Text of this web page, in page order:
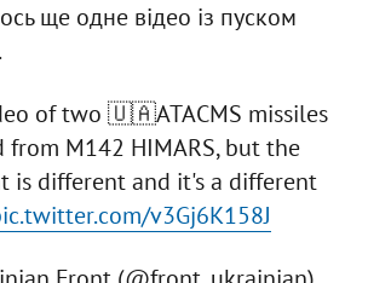
ще одне відео із пуском
of two 🇺🇦ATACMS missiles
from M142 HIMARS, but the
is different and it's a different
v3Gj6K158J